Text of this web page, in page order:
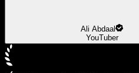
Ali Abdaal
YouTuber